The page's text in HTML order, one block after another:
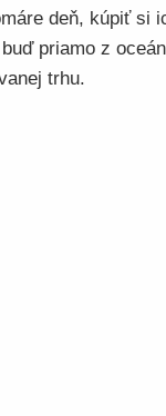
deň, kúpiť si
priamo z
trhu.